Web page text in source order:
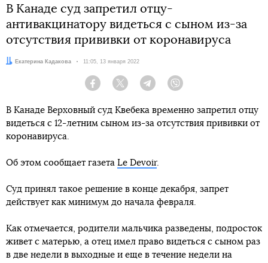
В Канаде суд запретил отцу-
антивакцинатору видеться с сыном из-за
отсутствия прививки от коронавируса
Автор:Екатерина Кадакова Дата:
11:05, 13 января 2022
Facebook Twitter Telegram
В Канаде Верховный суд Квебека временно запретил отцу
видеться с 12-летним сыном из-за отсутствия прививки от
коронавируса.
Об этом сообщает газета Le Devoir.
Суд принял такое решение в конце декабря, запрет
действует как минимум до начала февраля.
Как отмечается, родители мальчика разведены, подросток
живет с матерью, а отец имел право видеться с сыном раз
в две недели в выходные и еще в течение недели на